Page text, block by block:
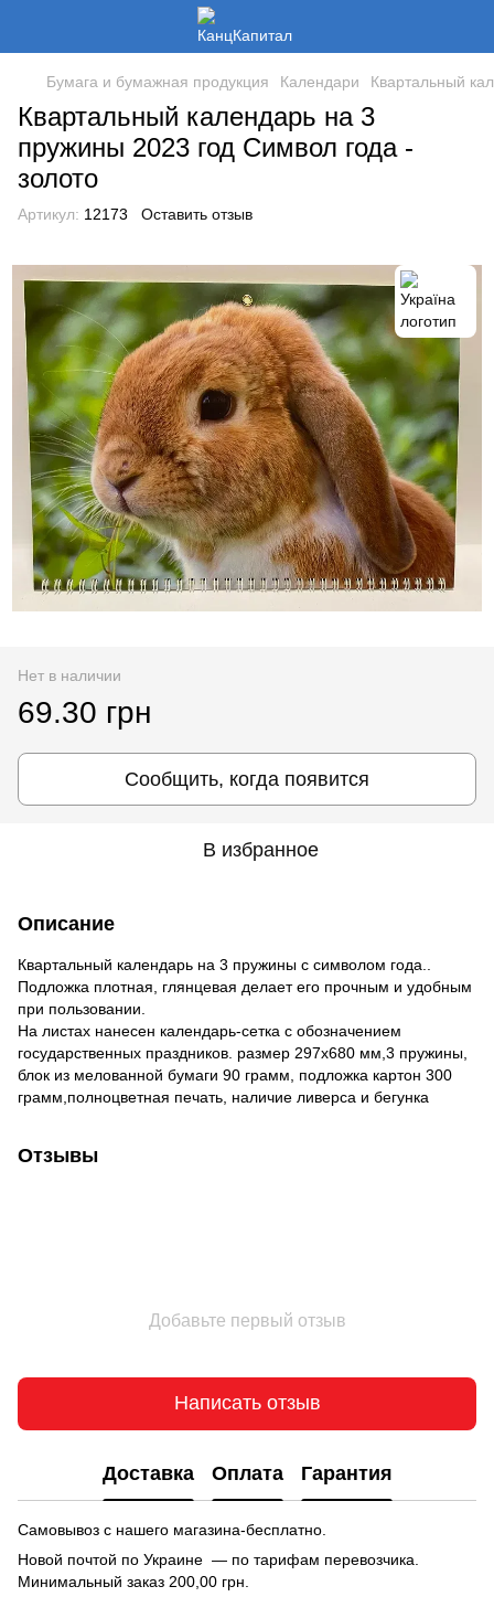
Бумага и бумажная продукция Календари Квартальный
Квартальный календарь на 3
пружины 2023 год Символ года -
золото
Артикул: 12173 Оставить отзыв
Нет в наличии
69.30 грн
Сообщить, когда появится
В избранное
Описание
Квартальный календарь на 3 пружины с символом года..
Подложка плотная, глянцевая делает его прочным и удобным
при пользовании.
На листах нанесен календарь-сетка с обозначением
государственных праздников. размер 297х680 мм,3 пружины,
блок из мелованной бумаги 90 грамм, подложка картон 300
грамм,полноцветная печать, наличие ливерса и бегунка
Отзывы
Добавьте первый отзыв
Написать отзыв
Доставка Оплата Гарантия
Самовывоз с нашего магазина-бесплатно.
Новой почтой по Украине — по тарифам перевозчика.
Минимальный заказ 200,00 грн.